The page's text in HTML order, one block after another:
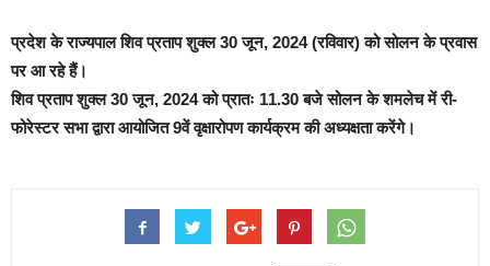
प्रदेश के राज्यपाल शिव प्रताप शुक्ल 30 जून, 2024 (रविवार) को सोलन के प्रवास
पर आ रहे हैं।
शिव प्रताप शुक्ल 30 जून, 2024 को प्रातः 11.30 बजे सोलन के शमलेच में री-
फोरेस्टर सभा द्वारा आयोजित 9वें वृक्षारोपण कार्यक्रम की अध्यक्षता करेंगे।